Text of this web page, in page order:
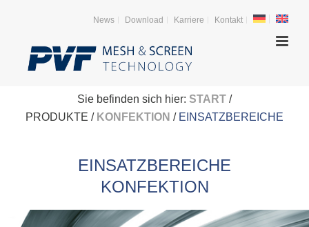
News Download Karriere Kontakt
Sie befinden sich hier: START /
PRODUKTE / KONFEKTION / EINSATZBEREICHE
EINSATZBEREICHE
KONFEKTION